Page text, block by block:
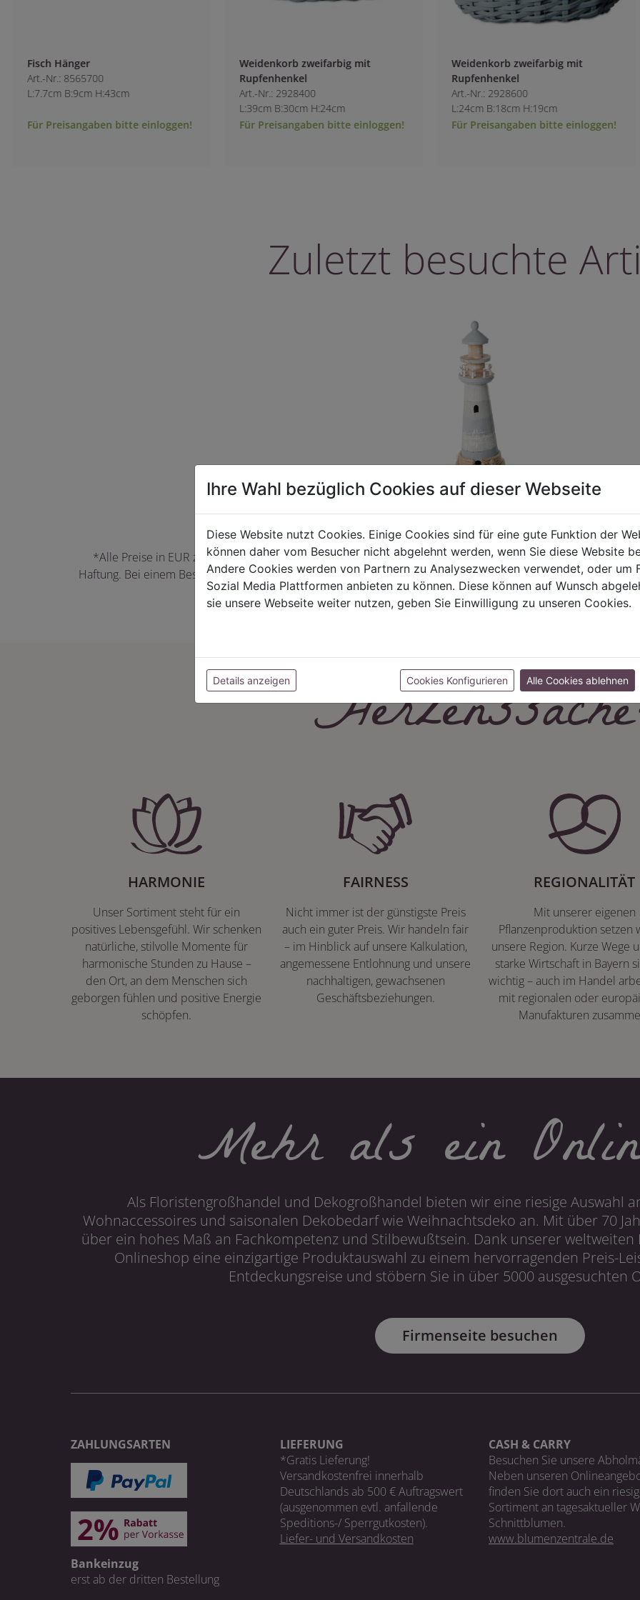
Fisch Hänger
Art.-Nr.: 8565700
L:7.7cm B:9cm H:43cm
Für Preisangaben bitte einloggen!
Weidenkorb zweifarbig mit
Rupfenhenkel
Art.-Nr.: 2928400
L:39cm B:30cm H:24cm
Für Preisangaben bitte einloggen!
Weidenkorb zweifarbig mit
Rupfenhenkel
Art.-Nr.: 2928600
L:24cm B:18cm H:19cm
Für Preisangaben bitte einloggen!
Zuletzt besuchte
*Alle Preise in EUR zzgl. der jeweils gültigen Mehrwertsteuer und Versandkosten. Für Irrtümer und
Haftung. Bei einem Bestellwert unter 50,00 EUR behalten wir uns die Berechnung eines
können Farbabweichungen zwischen der Bildschirmdarstellung und dem
HARMONIE
Unser Sortiment steht für ein
positives Lebensgefühl. Wir schenken
natürliche, stilvolle Momente für
harmonische Stunden zu Hause –
den Ort, an dem Menschen sich
geborgen fühlen und positive Energie
schöpfen.
FAIRNESS
Nicht immer ist der günstigste Preis
auch ein guter Preis. Wir handeln fair
– im Hinblick auf unsere Kalkulation,
angemessene Entlohnung und unsere
nachhaltigen, gewachsenen
Geschäftsbeziehungen.
REGIONALITÄT
Mit unserer eigenen
Pflanzenproduktion setzen
unsere Region. Kurze Wege
starke Wirtschaft in Bayern
wichtig – auch im Handel
mit regionalen oder
Manufakturen
Mehr als ein
Als Floristengroßhandel und Dekogroßhandel bieten wir eine riesige Auswahl
Wohnaccessoires und saisonalen Dekobedarf wie Weihnachtsdeko an. Mit über 70
über ein hohes Maß an Fachkompetenz und Stilbewußtsein. Dank unserer
Onlineshop eine einzigartige Produktauswahl zu einem hervorragenden Preis-
Entdeckungsreise und stöbern Sie in über 5000 ausgesuchten
Firmenseite besuchen
ZAHLUNGSARTEN
Bankeinzug
erst ab der dritten Bestellung
LIEFERUNG
*Gratis Lieferung!
Versandkostenfrei innerhalb
Deutschlands ab 500 € Auftragswert
(ausgenommen evtl. anfallende
Speditions-/ Sperrgutkosten).
Liefer- und Versandkosten
CASH & CARRY
Besuchen Sie unsere
Neben unseren
finden Sie dort auch ein
Sortiment an tagesaktueller
Schnittblumen.
www.blumenzentrale.de
Ihre Wahl bezüglich Cookies auf dieser Webseite
Diese Website nutzt Cookies. Einige Cookies sind für eine gute Funktion der
können daher vom Besucher nicht abgelehnt werden, wenn Sie diese Website
Andere Cookies werden von Partnern zu Analysezwecken verwendet, oder um
Sozial Media Plattformen anbieten zu können. Diese können auf Wunsch
sie unsere Webseite weiter nutzen, geben Sie Einwilligung zu unseren Cookies.
Details anzeigen Cookies Konfigurieren Alle Cookies ablehnen